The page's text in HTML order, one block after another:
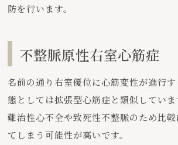
防を行います。
不整脈原性右室心筋症
名前の通り右室優位に心筋変性が進行
態としては拡張型心筋症と類似してい
難治性心不全や致死性不整脈のため比
てしまう可能性が高いです。